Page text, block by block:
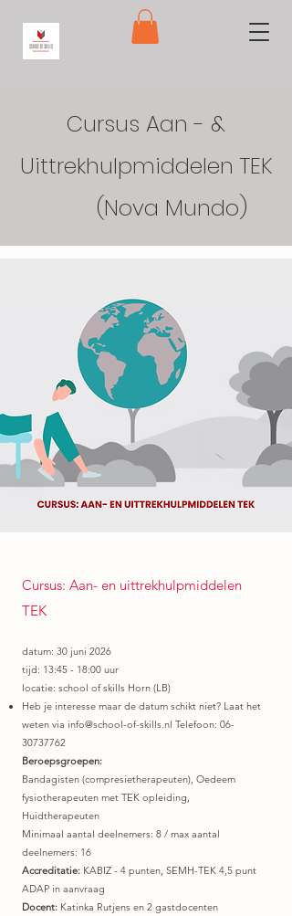
Cursus Aan - &
Uittrekhulpmiddelen TEK
(Nova Mundo)
Cursus: Aan- en uittrekhulpmiddelen
TEK
datum: 30 juni 2026
tijd: 13:45 - 18:00 uur
locatie: school of skills Horn (LB)
Heb je interesse maar de datum schikt niet? Laat het
weten via info@school-of-skills.nl Telefoon: 06-
30737762
Beroepsgroepen:
Bandagisten (compresietherapeuten), Oedeem
fysiotherapeuten met TEK opleiding,
Huidtherapeuten
Minimaal aantal deelnemers: 8 / max aantal
deelnemers: 16
Accreditatie: KABIZ - 4 punten, SEMH-TEK 4,5 punt
ADAP in aanvraag
Docent: Katinka Rutjens en 2 gastdocenten